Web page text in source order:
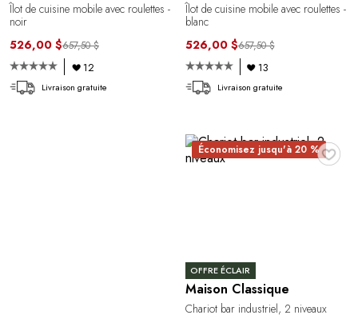
Îlot de cuisine mobile avec roulettes -
noir
526,00 $657,50 $
12
Livraison gratuite
Îlot de cuisine mobile avec roulettes -
blanc
526,00 $657,50 $
13
Livraison gratuite
♥
Économisez jusqu'à 20 %
OFFRE ÉCLAIR
Maison Classique
Chariot bar industriel, 2 niveaux